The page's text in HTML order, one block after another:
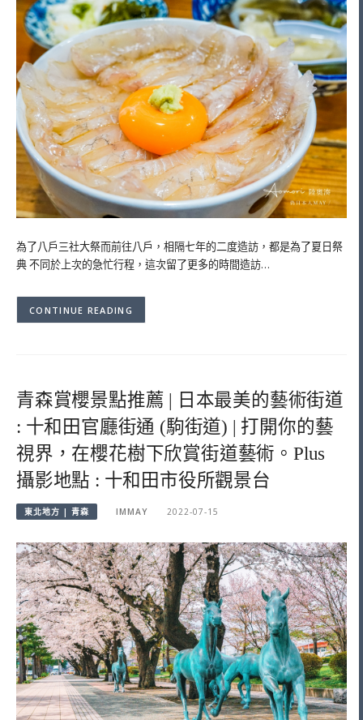
為了八戶三社大祭而前往八戶，相隔七年的二度造訪，都是為了夏日祭
典 不同於上次的急忙行程，這次留了更多的時間造訪…
CONTINUE READING
青森賞櫻景點推薦 | 日本最美的藝術街道
: 十和田官廳街通 (駒街道) | 打開你的藝
視界，在櫻花樹下欣賞街道藝術。Plus
攝影地點 : 十和田市役所觀景台
東北地方 | 青森 IMMAY 2022-07-15